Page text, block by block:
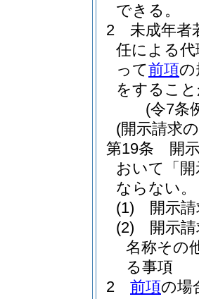
できる。
2
未成年者
任による代
って前項の
をするこ
(令7条
(開示請求
第19条
開
おいて「
ならない。
(1)
開示
(2)
開示
名称その
る事項
2
前項の場